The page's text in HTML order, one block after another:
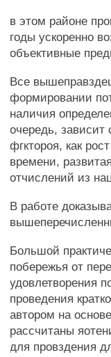
в этом районе
годы ускоренно
объективные
Все
формировании
наличия
очередь, зависит
фгктороя, как
времени,
отчислений из
В работе
Большой
побережья от
удовлетворения
проведения
автором на
рассчитаны
для провздения